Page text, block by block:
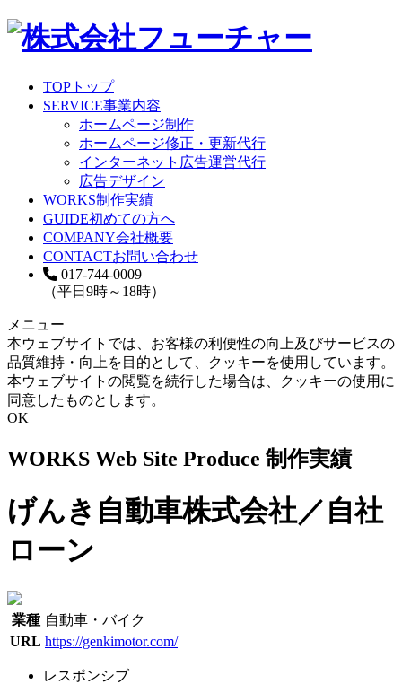
TOP トップ
SERVICE事業内容
ホームページ制作
ホームページ修正・更新代行
インターネット広告運営代行
広告デザイン
WORKS制作実績
GUIDE初めての方へ
COMPANY会社概要
CONTACTお問い合わせ
017-744-0009
（平日9時～18時）
メニュー
本ウェブサイトでは、お客様の利便性の向上及びサービスの
品質維持・向上を目的として、クッキーを使用しています。
本ウェブサイトの閲覧を続行した場合は、クッキーの使用に
同意したものとします。
OK
WORKS Web Site Produce 制作実績
げんき自動車株式会社／自社
ローン
業種 自動車・バイク
URL https://genkimotor.com/
レスポンシブ